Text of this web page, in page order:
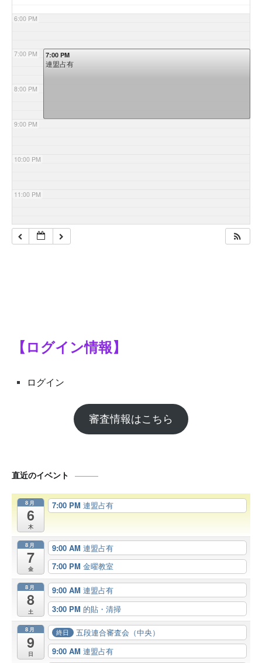
6:00 PM
7:00 PM
8:00 PM
9:00 PM
10:00 PM
11:00 PM
7:00 PM
連盟占有
【ログイン情報】
ログイン
審査情報はこちら
直近のイベント
8月
6
木
7:00 PM 連盟占有
8月
7
金
9:00 AM 連盟占有
7:00 PM 金曜教室
8月
8
土
9:00 AM 連盟占有
3:00 PM 的貼・清掃
8月
9
日
終日
五段連合審査会（中央）
9:00 AM 連盟占有